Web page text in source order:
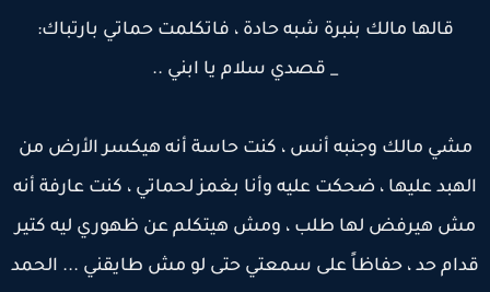
قالها مالك بنبرة شبه حادة ، فاتكلمت حماتي بارتباك:
_ قصدي سلام يا ابني ..
مالك وجنبه أنس ، كنت حاسة أنه هيكسر الأرض من
عليها ، ضحكت عليه وأنا بغمز لحماتي ، كنت عارفة أنه
هيرفض لها طلب ، ومش هيتكلم عن ظهوري ليه كتير
حد ، حفاظاً على سمعتي حتى لو مش طايقني ... الحمد